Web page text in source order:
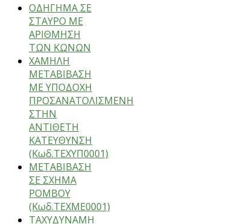
ΟΔΗΓΗΜΑ ΣΕ
ΣΤΑΥΡΟ ΜΕ
ΑΡΙΘΜΗΣΗ
ΤΩΝ ΚΩΝΩΝ
ΧΑΜΗΛΗ
ΜΕΤΑΒΙΒΑΣΗ
ΜΕ ΥΠΟΔΟΧΗ
ΠΡΟΣΑΝΑΤΟΛΙΣΜΕΝΗ
ΣΤΗΝ
ΑΝΤΙΘΕΤΗ
ΚΑΤΕΥΘΥΝΣΗ
(Κωδ.ΤΕΧΥΠ0001)
ΜΕΤΑΒΙΒΑΣΗ
ΣΕ ΣΧΗΜΑ
ΡΟΜΒΟΥ
(Κωδ.ΤΕΧΜΕ0001)
ΤΑΧΥΔΥΝΑΜΗ